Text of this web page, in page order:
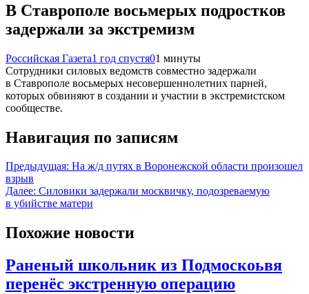
В Ставрополе восьмерых подростков
задержали за экстремизм
Российская Газета1 год спустя01 минуты
Сотрудники силовых ведомств совместно задержали
в Ставрополе восьмерых несовершеннолетних парней,
которых обвиняют в создании и участии в экстремистском
сообществе.
Навигация по записям
Предыдущая: На ж/д путях в Воронежской области произошел
взрыв
Далее: Силовики задержали москвичку, подозреваемую
в убийстве матери
Похожие новости
Раненый школьник из Подмоскоьвя
перенёс экстренную операцию